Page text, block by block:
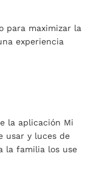
para maximizar la
experiencia
la aplicación Mi
usar y luces de
la familia los use